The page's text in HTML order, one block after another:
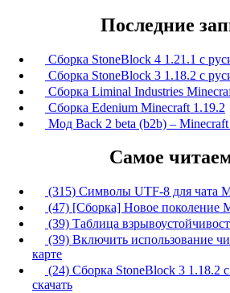
Последние
Сборка StoneBlock 4 1.21.1 с
Сборка StoneBlock 3 1.18.2 с
Сборка Liminal Industries
Сборка Edenium Minecraft 1.19.2
Мод Back 2 beta (b2b) – Minecraft
Самое
(315) Символы UTF-8 для чата
(47) [Сборка] Новое поколение
(39) Таблица
(39) Включить использование
карте
(24) Сборка StoneBlock 3 1.18.2
скачать